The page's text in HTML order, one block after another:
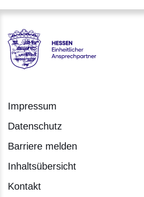
Hessen - Einheitlicher Ansprechpartner
Impressum
Datenschutz
Barriere melden
Inhaltsübersicht
Kontakt